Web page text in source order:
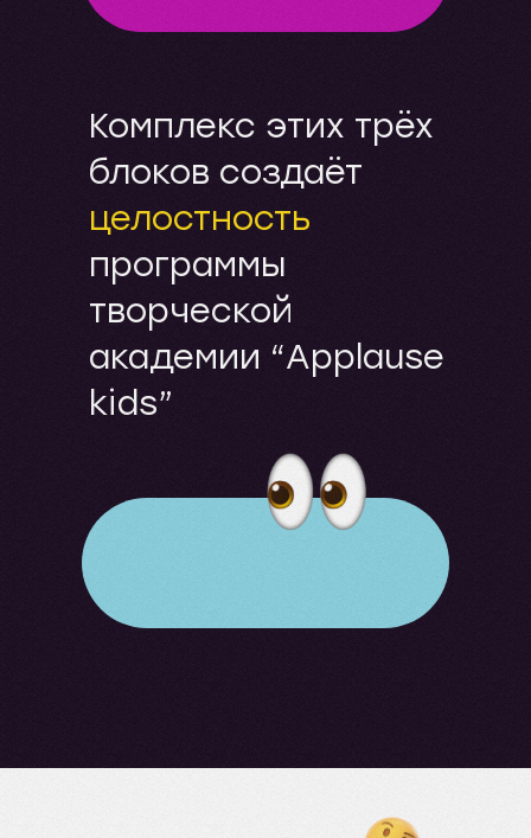
Комплекс этих трёх
блоков создаёт
целостность
программы
творческой
академии “Applause
kids”